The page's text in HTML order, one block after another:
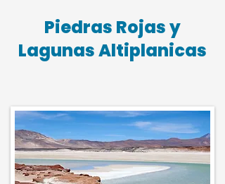
Piedras Rojas y
Lagunas Altiplanicas